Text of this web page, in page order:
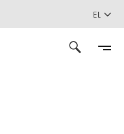
EL